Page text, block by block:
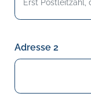
Adresse 2